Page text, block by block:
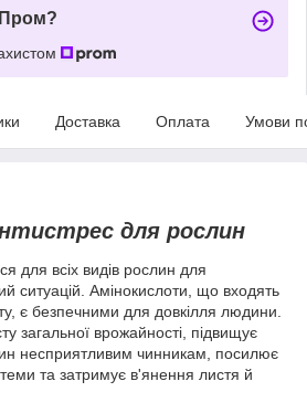
Пром?
Доставка Оплата Умови
для рослин
для всіх видів рослин для
ситуацій. Амінокислоти, що входять
є безпечними для довкілля людини.
загальної врожайності, підвищує
несприятливим чинникам, посилює
та затримує в'янення листя й